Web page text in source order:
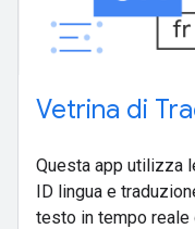
Vetrina di
Questa app utilizza
ID lingua e
testo in tempo reale